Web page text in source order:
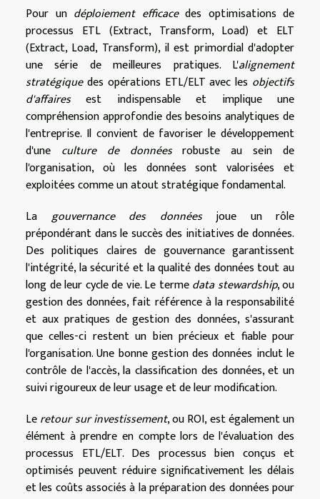
Pour un déploiement efficacedes optimisations de
processus ETL (Extract, Transform, Load) et ELT
(Extract, Load, Transform), il est primordial d'adopter
une série de meilleures pratiques. L'alignement
stratégiquedes opérations ETL/ELT avec les objectifs
d'affairesest indispensable et implique une
compréhension approfondie des besoins analytiques de
l'entreprise. Il convient de favoriser le développement
d'une culture de donnéesrobuste au sein de
l'organisation, où les données sont valorisées et
exploitées comme un atout stratégique fondamental.
La gouvernance des donnéesjoue un rôle
prépondérant dans le succès des initiatives de données.
Des politiques claires de gouvernance garantissent
l'intégrité, la sécurité et la qualité des données tout au
long de leur cycle de vie. Le termedata stewardship, ou
gestion des données, fait référence à la responsabilité
et aux pratiques de gestion des données, s'assurant
que celles-ci restent un bien précieux et fiable pour
l'organisation. Une bonne gestion des données inclut le
contrôle de l'accès, la classification des données, et un
suivi rigoureux de leur usage et de leur modification.
Leretour sur investissement, ou ROI, est également un
élément à prendre en compte lors de l'évaluation des
processus ETL/ELT. Des processus bien conçus et
optimisés peuvent réduire significativement les délais
et les coûts associés à la préparation des données pour